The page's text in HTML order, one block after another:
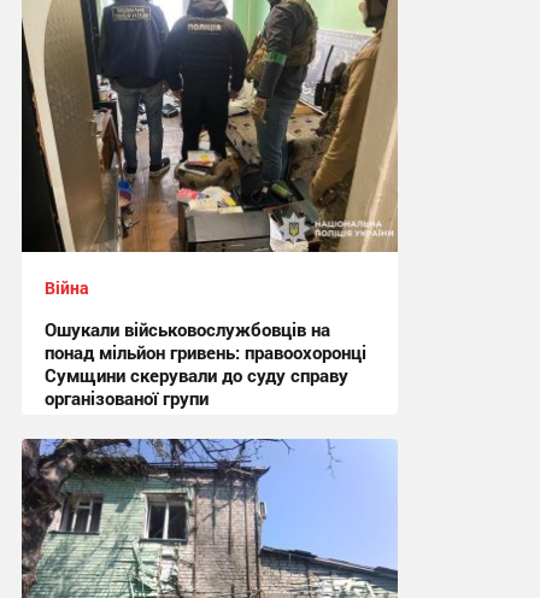
Війна
Ошукали військовослужбовців на
понад мільйон гривень: правоохоронці
Сумщини скерували до суду справу
організованої групи
12:47 вчора